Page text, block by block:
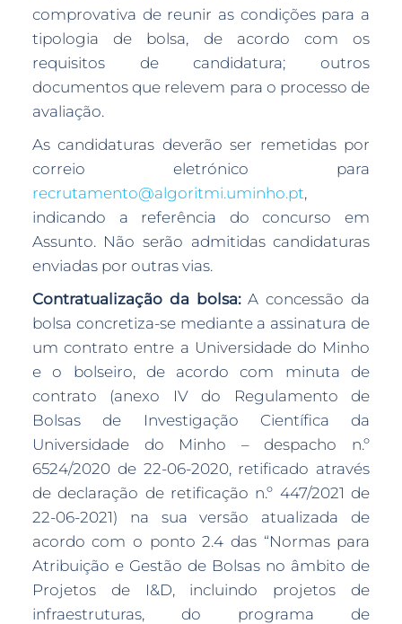
comprovativa de reunir as condições para a
tipologia de bolsa, de acordo com os
requisitos de candidatura; outros
documentos que relevem para o processo de
avaliação.
As candidaturas deverão ser remetidas por
correio eletrónico para
recrutamento@algoritmi.uminho.pt,
indicando a referência do concurso em
Assunto. Não serão admitidas candidaturas
enviadas por outras vias.
Contratualização da bolsa:A concessão da
bolsa concretiza-se mediante a assinatura de
um contrato entre a Universidade do Minho
e o bolseiro, de acordo com minuta de
contrato (anexo IV do Regulamento de
Bolsas de Investigação Científica da
Universidade do Minho – despacho n.º
6524/2020 de 22-06-2020, retificado através
de declaração de retificação n.º 447/2021 de
22-06-2021) na sua versão atualizada de
acordo com o ponto 2.4 das “Normas para
Atribuição e Gestão de Bolsas no âmbito de
Projetos de I&D, incluindo projetos de
infraestruturas, do programa de